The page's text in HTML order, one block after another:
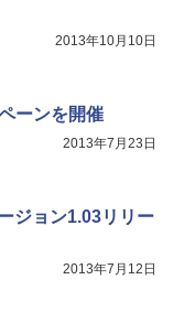
2013年10月10日
ーンを開催
2013年7月23日
ジョン1.03リリー
2013年7月12日